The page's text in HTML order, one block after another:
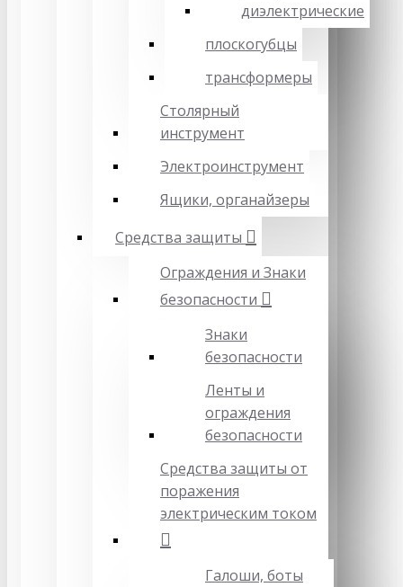
диэлектрические
плоскогубцы
трансформеры
Столярный
инструмент
Электроинструмент
Ящики, органайзеры
Средства защиты
Ограждения и Знаки
безопасности
Знаки
безопасности
Ленты и
ограждения
безопасности
Средства защиты от
поражения
электрическим током
Галоши, боты